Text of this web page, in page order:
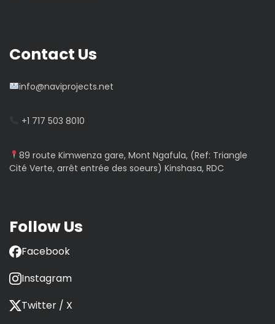
Contact Us
info@naviprojects.net
+1 717 503 8010
89 route Kimwenza gare, Mont Ngafula, (Ref: Triangle
Cité Verte, arrêt entrée des soeurs) Kinshasa, RDC
Follow Us
Facebook
Instagram
Twitter / X